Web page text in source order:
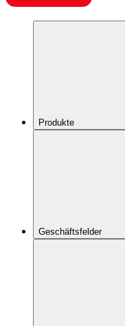
Produkte
Geschäftsfelder